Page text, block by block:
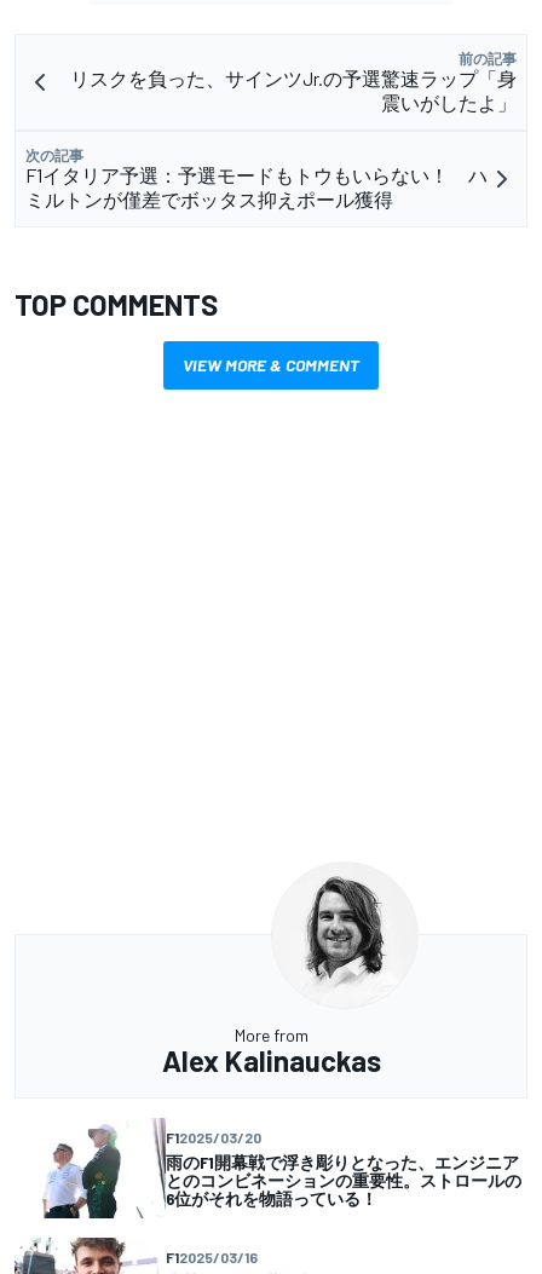
前の記事
リスクを負った、サインツJr.の予選驚速ラップ「身
震いがしたよ」
次の記事
F1イタリア予選：予選モードもトウもいらない！ ハ
ミルトンが僅差でボッタス抑えポール獲得
TOP COMMENTS
VIEW MORE & COMMENT
More from
Alex Kalinauckas
F12025/03/20
雨のF1開幕戦で浮き彫りとなった、エンジニア
とのコンビネーションの重要性。ストロールの
6位がそれを物語っている！
F12025/03/16